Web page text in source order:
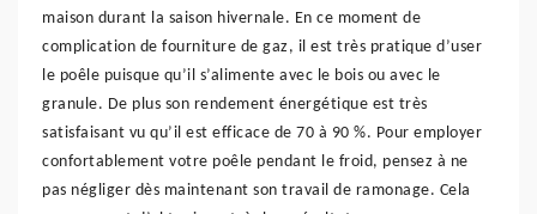
maison durant la saison hivernale. En ce moment de
complication de fourniture de gaz, il est très pratique d’user
le poêle puisque qu’il s’alimente avec le bois ou avec le
granule. De plus son rendement énergétique est très
satisfaisant vu qu’il est efficace de 70 à 90 %. Pour employer
confortablement votre poêle pendant le froid, pensez à ne
pas négliger dès maintenant son travail de ramonage. Cela